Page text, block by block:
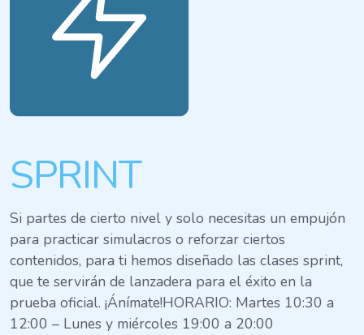
SPRINT
Si partes de cierto nivel y solo necesitas un empujón
para practicar simulacros o reforzar ciertos
contenidos, para ti hemos diseñado las clases sprint,
que te servirán de lanzadera para el éxito en la
prueba oficial. ¡Ánímate!HORARIO: Martes 10:30 a
12:00 – Lunes y miércoles 19:00 a 20:00